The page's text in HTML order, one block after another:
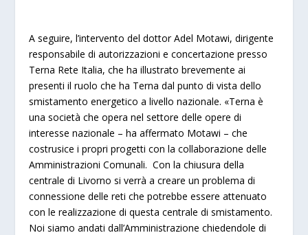
A seguire, l’intervento del dottor Adel Motawi, ‎dirigente
responsabile di autorizzazioni e concertazione presso
Terna Rete Italia, che ha illustrato brevemente ai
presenti il ruolo che ha Terna dal punto di vista dello
smistamento energetico a livello nazionale. «Terna è
una società che opera nel settore delle opere di
interesse nazionale – ha affermato Motawi – che
costrusice i propri progetti con la collaborazione delle
Amministrazioni Comunali. Con la chiusura della
centrale di Livorno si verrà a creare un problema di
connessione delle reti che potrebbe essere attenuato
con le realizzazione di questa centrale di smistamento.
Noi siamo andati dall’Amministrazione chiedendole di